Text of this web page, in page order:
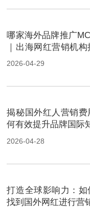
哪家海外品牌推广
｜出海网红营销机构
南
2026-04-29
揭秘国外红人营销费
何有效提升品牌国际
2026-04-28
打造全球影响力：如
找到国外网红进行营